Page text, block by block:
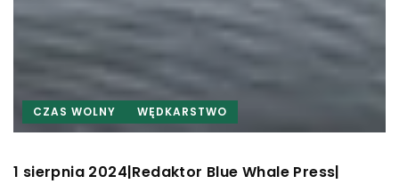
CZAS WOLNY WĘDKARSTWO
1 sierpnia 2024|Redaktor Blue Whale Press|